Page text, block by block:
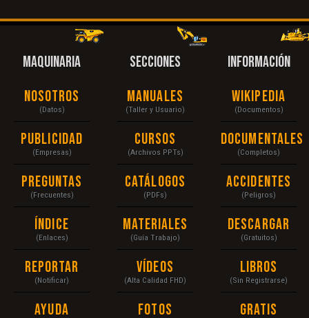
MAQUINARIA
Nosotros
(Datos)
Publicidad
(Empresas)
Preguntas
(Frecuentes)
Índice
(Enlaces)
Reportar
(Notificar)
Ayuda
SECCIONES
Manuales
(Taller y Usuario)
Cursos
(Archivos PPTs)
Catálogos
(PDFs)
Materiales
(Guía Trabajo)
Vídeos
(Alta Calidad FHD)
Fotos
INFORMACIÓN
Wikipedia
(Documentos)
Documentales
(Completos)
Accidentes
(Peligros)
Descargar
(Gratuitos)
Libros
(Sin Registrarse)
Gratis